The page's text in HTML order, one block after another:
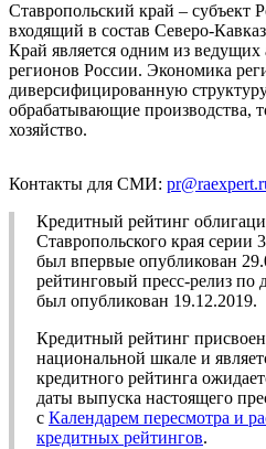
Ставропольский край – субъект
входящий в состав Северо-
Край является одним из
регионов России. Экономика
диверсифицированную
обрабатывающие производства,
хозяйство.
Контакты для СМИ:
Кредитный рейтинг
Ставропольского края серии
был впервые опубликован
рейтинговый пресс-релиз по
был опубликован 19.12.2019.
Кредитный рейтинг
национальной шкале и
кредитного рейтинга
даты выпуска настоящего
с Календарем пересмотра и
кредитных рейтингов.